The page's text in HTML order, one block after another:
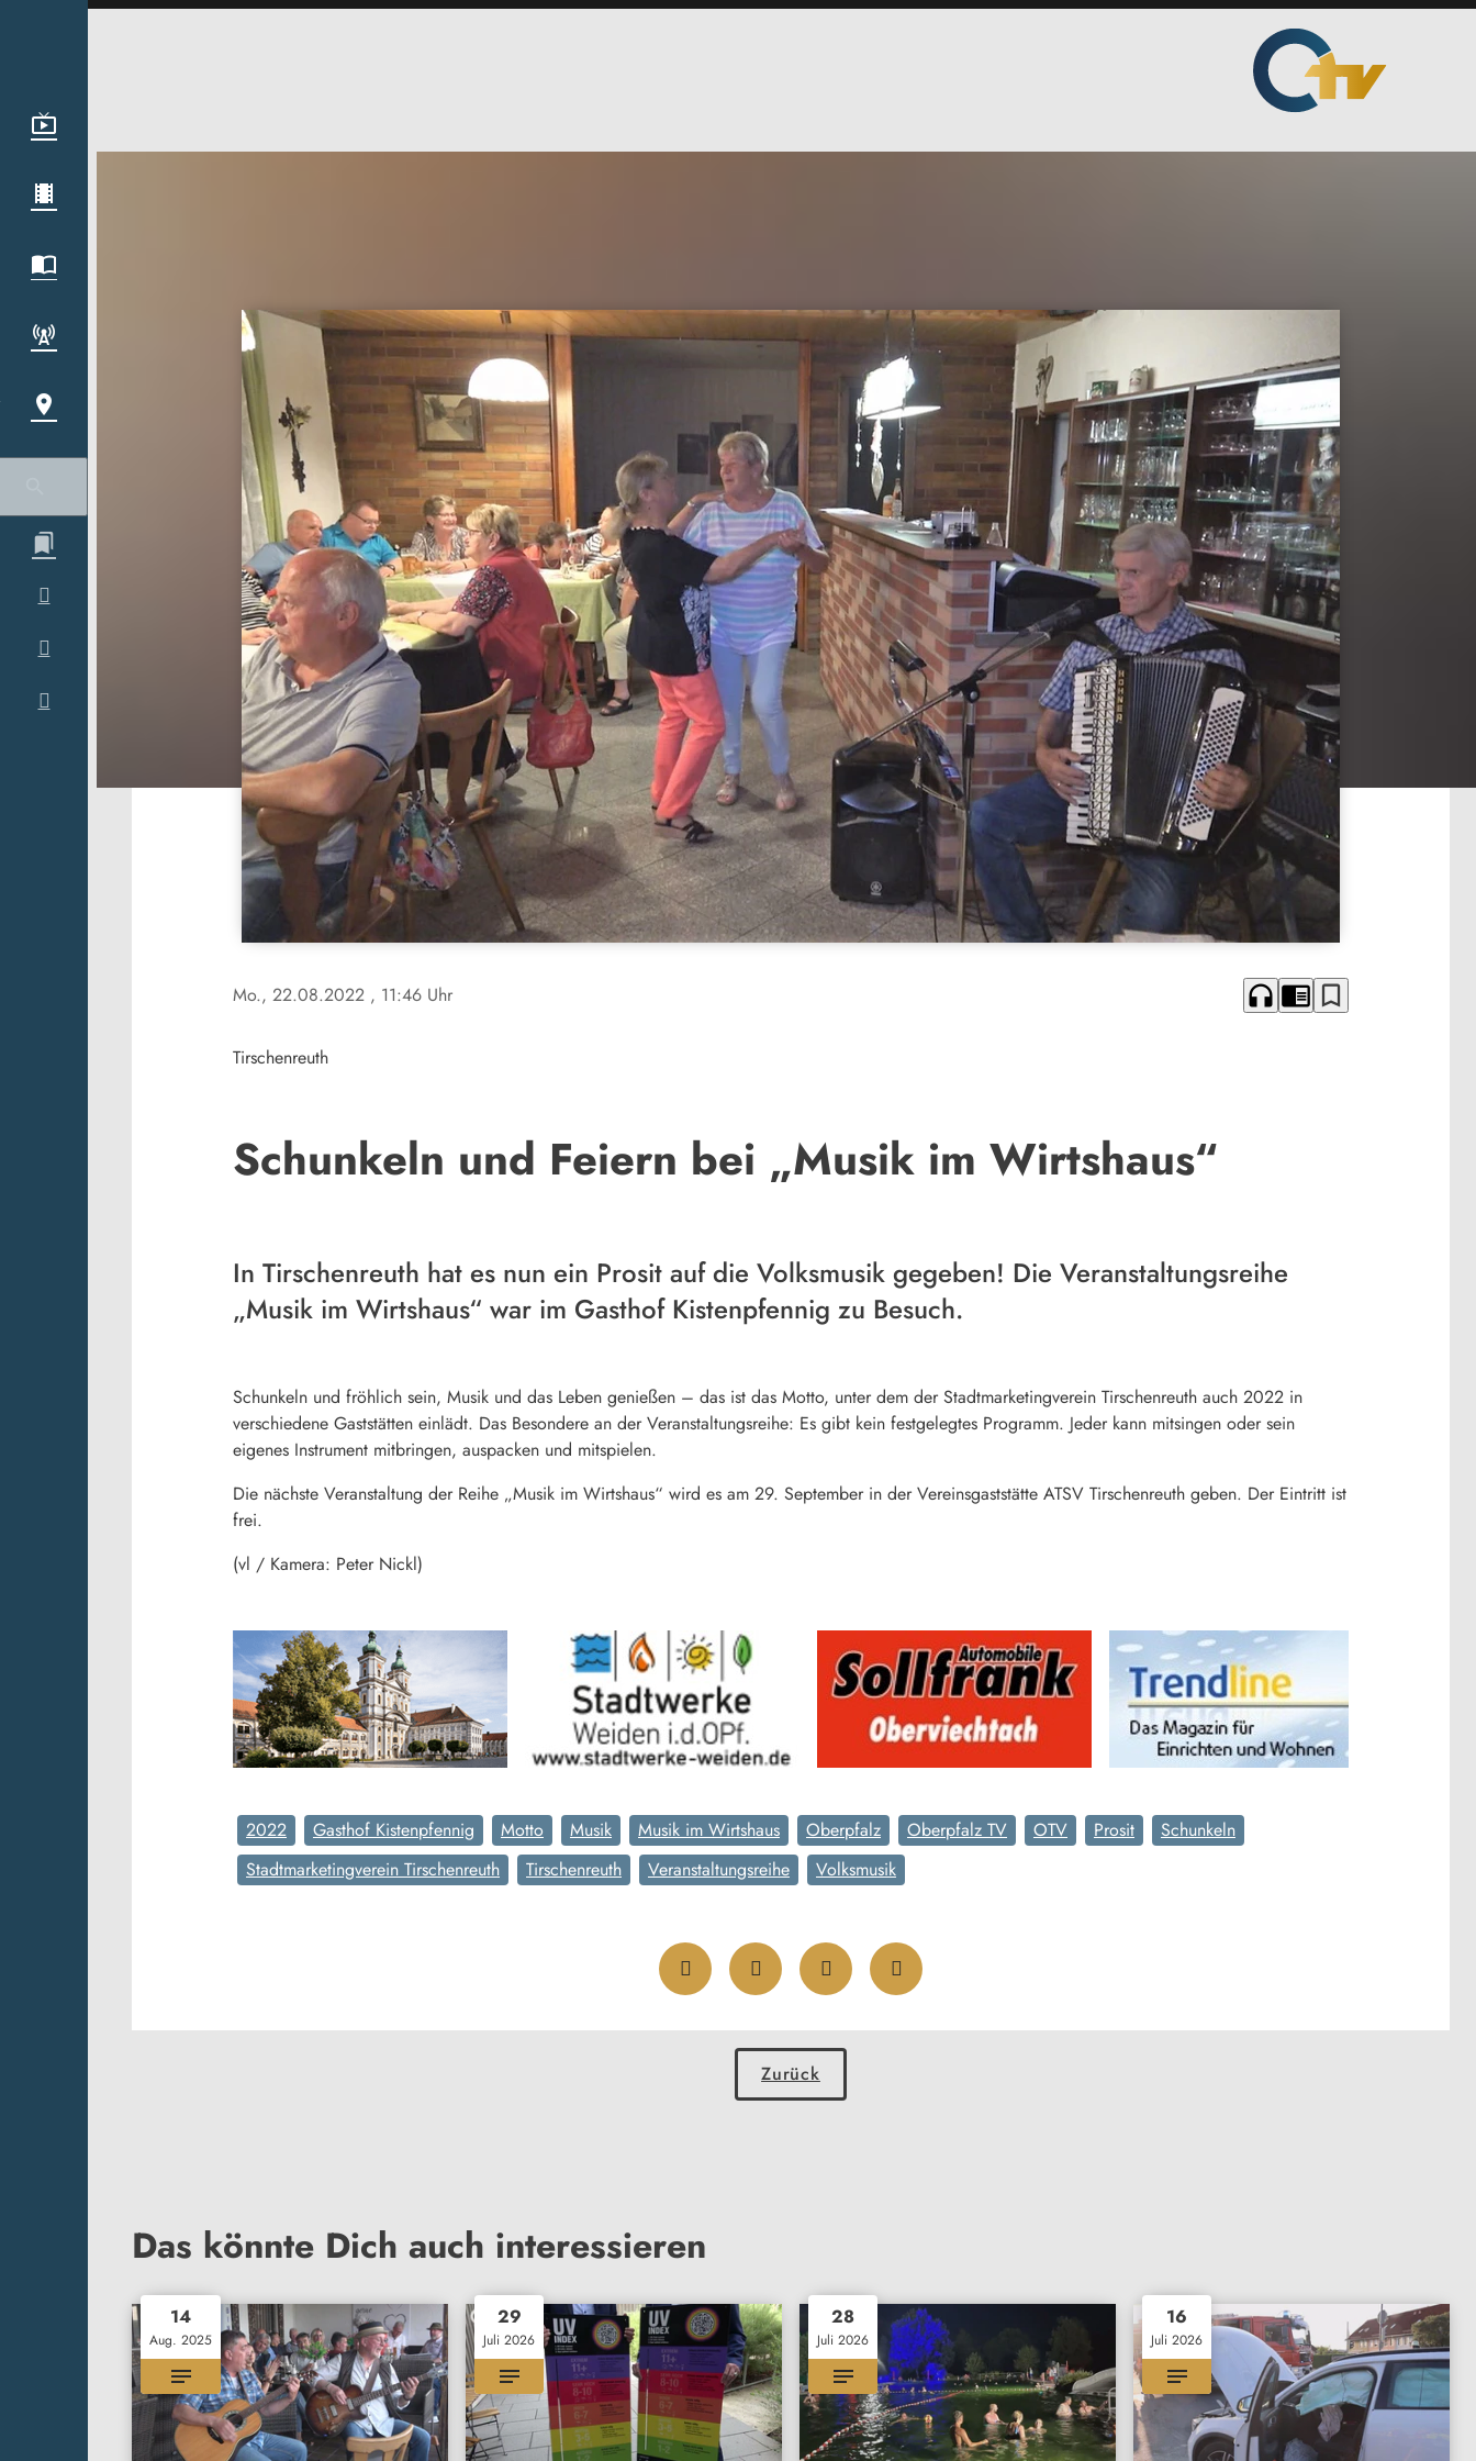
Mo., 22.08.2022 , 11:46 Uhr headphones chrome_reader_mode bookmark_border
Tirschenreuth
Schunkeln und Feiern bei „Musik im Wirtshaus“
In Tirschenreuth hat es nun ein Prosit auf die Volksmusik gegeben! Die Veranstaltungsreihe
„Musik im Wirtshaus“ war im Gasthof Kistenpfennig zu Besuch.
Schunkeln und fröhlich sein, Musik und das Leben genießen – das ist das Motto, unter dem der Stadtmarketingverein Tirschenreuth auch 2022 in
verschiedene Gaststätten einlädt. Das Besondere an der Veranstaltungsreihe: Es gibt kein festgelegtes Programm. Jeder kann mitsingen oder sein
eigenes Instrument mitbringen, auspacken und mitspielen.
Die nächste Veranstaltung der Reihe „Musik im Wirtshaus“ wird es am 29. September in der Vereinsgaststätte ATSV Tirschenreuth geben. Der Eintritt ist
frei.
(vl / Kamera: Peter Nickl)
2022 Gasthof Kistenpfennig Motto Musik Musik im Wirtshaus Oberpfalz Oberpfalz TV OTV Prosit
Schunkeln
Stadtmarketingverein Tirschenreuth
Tirschenreuth Veranstaltungsreihe Volksmusik
Zurück
Das könnte Dich auch interessieren
14
Aug. 2025
29
Juli 2026
28
Juli 2026
16
Juli 2026